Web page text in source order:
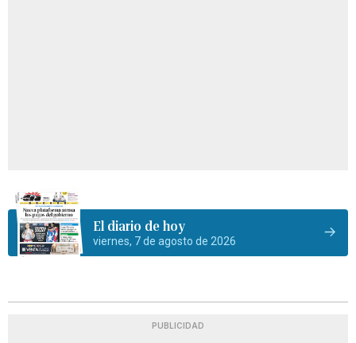
El diario de hoy
viernes, 7 de agosto de 2026
PUBLICIDAD